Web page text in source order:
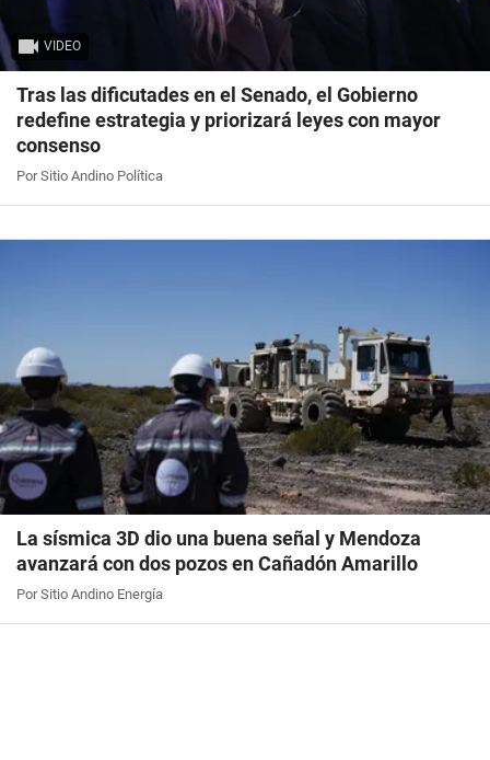
VIDEO
Tras las dificutades en el Senado, el Gobierno
redefine estrategia y priorizará leyes con mayor
consenso
Por Sitio Andino Política
La sísmica 3D dio una buena señal y Mendoza
avanzará con dos pozos en Cañadón Amarillo
Por Sitio Andino Energía